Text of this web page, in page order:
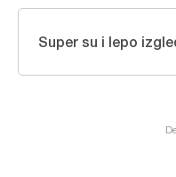
Super su i lepo